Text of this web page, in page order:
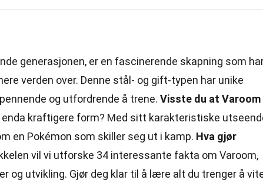
generasjonen, er en fascinerende skapning som
verden over. Denne stål- og gift-typen har unike
og utfordrende å trene. Visste du at Varoom
enda kraftigere form? Med sitt karakteristiske
en Pokémon som skiller seg ut i kamp. Hva gjør
vil vi utforske 34 interessante fakta om Varoom,
og utvikling. Gjør deg klar til å lære alt du trenger å